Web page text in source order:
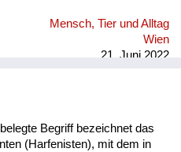
Mensch, Tier und Alltag
Wien
21. Juni 2022
Begriff bezeichnet das
(Harfenisten), mit dem in